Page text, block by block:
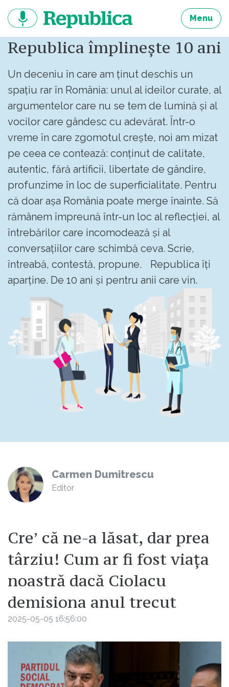
continut
Menu
Republica împlinește 10 ani
Un deceniu în care am ținut deschis un
spațiu rar în România: unul al ideilor curate, al
argumentelor care nu se tem de lumină și al
vocilor care gândesc cu adevărat. Într-o
vreme în care zgomotul crește, noi am mizat
pe ceea ce contează: conținut de calitate,
autentic, fără artificii, libertate de gândire,
profunzime în loc de superficialitate. Pentru
că doar așa România poate merge înainte. Să
rămânem împreună într-un loc al reflecției, al
întrebărilor care incomodează și al
conversațiilor care schimbă ceva. Scrie,
întreabă, contestă, propune. Republica îți
aparține. De 10 ani și pentru anii care vin.
Carmen Dumitrescu
Editor
Cre’ că ne-a lăsat, dar prea
târziu! Cum ar fi fost viața
noastră dacă Ciolacu
demisiona anul trecut
2025-05-05 16:56:00